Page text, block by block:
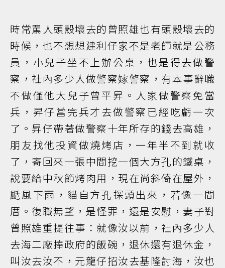
時常罵人頭殼壞去的曾照雄也有頭殼壞去的
時候，也不想想建利仔家不是老師就是公務
員，小兒子坐不上辦公桌，也是得去做警
察，社內多少人做警察嫁警察，有本事辭職
不做僅他大兒子曾平昇。人家做警察免當
兵，昇仔當完兵才去做警察已經吃虧一次
了。昇仔帶著做警察十年所存的錢去高雄，
朋友找他投資做燒烤店，一年半不到就收
了，寄回來一張中間挖一個大方孔的鐵桌，
說要給中秋節烤肉用，現在尚斜倚在屋外，
颳風下雨，貓自方孔探頭出來，若像一間
厝。復職無望，是怪罪，還是安慰，妻子對
曾照雄重提往事：就像汝以前，社內多少人
去海二廠捧政府的飯碗，退休還有退休金，
叫汝去汝不，元龍仔招汝去基隆討海，汝也